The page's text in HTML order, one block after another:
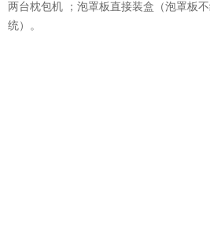
两台枕包机 ；泡罩板直接装盒（泡罩板
统）。